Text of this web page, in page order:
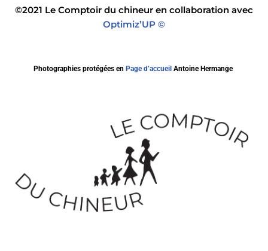
©2021 Le Comptoir du chineur en collaboration avec
Optimiz’UP ©
Photographies protégées en Page d’accueil Antoine Hermange